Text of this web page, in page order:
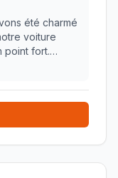
été charmé
voiture
point fort.
La chambre